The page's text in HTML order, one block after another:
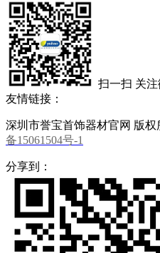
扫一扫 关
友情链接：
深圳市誉宝首饰器材官网 版
备15061504号-1
分享到：